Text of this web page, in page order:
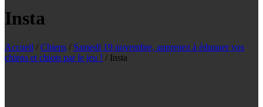
Insta
Accueil / Chiens / Samedi 19 novembre, apprenez à éduquer vos
chiens et chiots par le jeu ! / Insta